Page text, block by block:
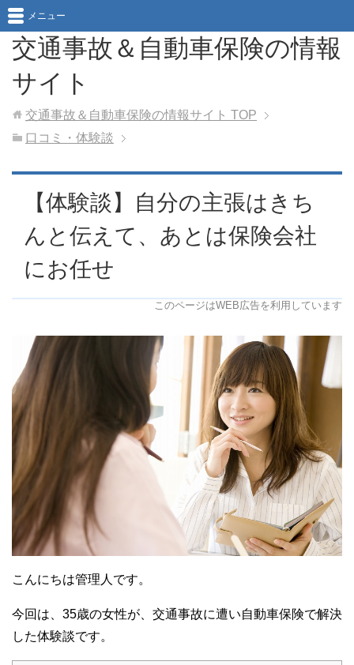
交通事故＆自動車保険の情報
サイト
メニュー
交通事故＆自動車保険の情報サイト TOP
口コミ・体験談
【体験談】自分の主張はきち
んと伝えて、あとは保険会社
にお任せ
このページはWEB広告を利用しています
こんにちは管理人です。
今回は、35歳の女性が、交通事故に遭い自動車保険で解決
した体験談です。